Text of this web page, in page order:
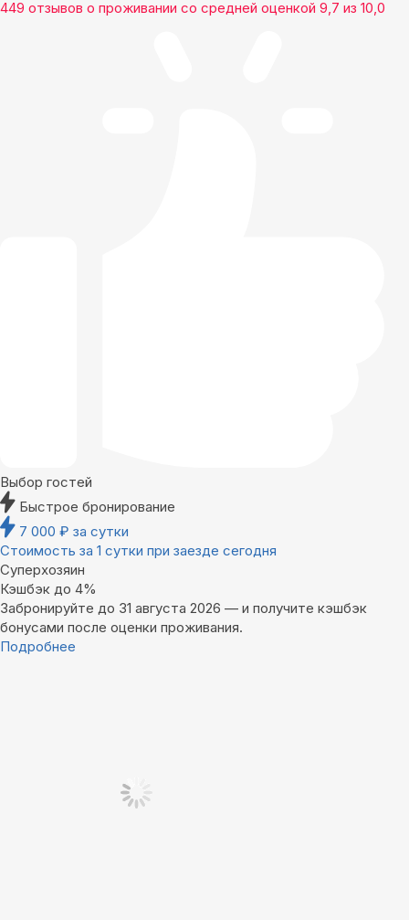
449 отзывов о проживании со средней оценкой 9,7 из 10,0
Выбор гостей
Быстрое бронирование
7 000 ₽ за сутки
Стоимость за 1 сутки при заезде сегодня
Суперхозяин
Кэшбэк до 4%
Забронируйте до 31 августа 2026 — и получите кэшбэк
бонусами после оценки проживания.
Подробнее